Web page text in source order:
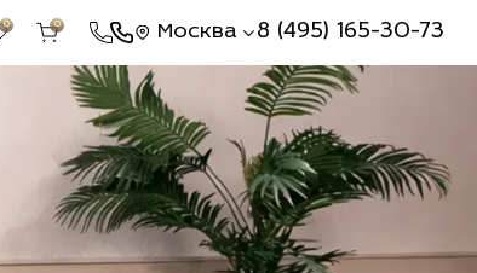
0 0 Москва 8 (495) 165-30-73